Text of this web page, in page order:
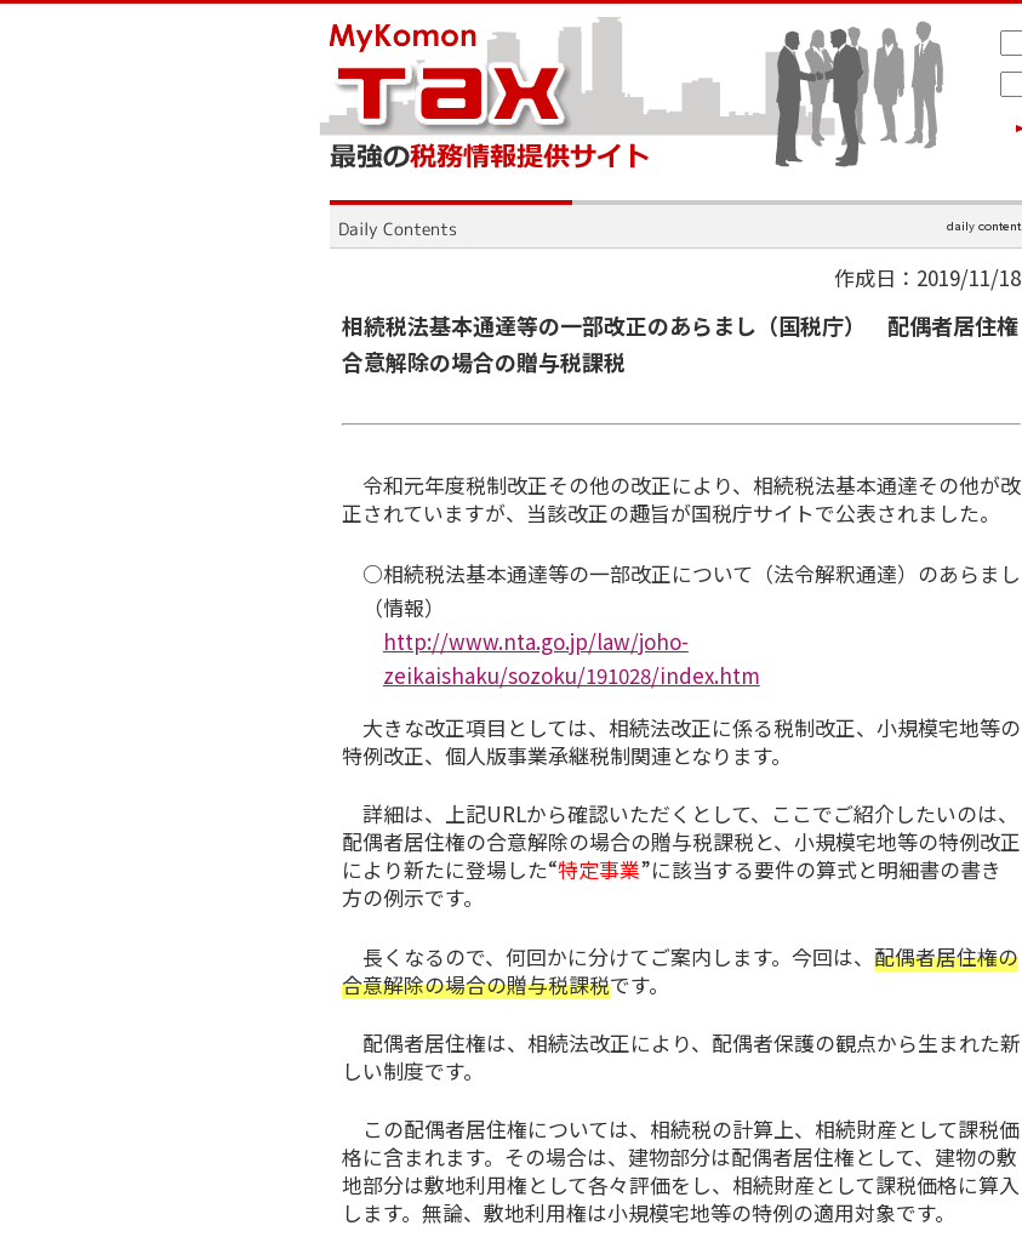
作成日：2019/11/18
相続税法基本通達等の一部改正のあらまし（国税庁） 配偶者居住権
合意解除の場合の贈与税課税
令和元年度税制改正その他の改正により、相続税法基本通達その他が改
正されていますが、当該改正の趣旨が国税庁サイトで公表されました。
○相続税法基本通達等の一部改正について（法令解釈通達）のあらまし
（情報）
http://www.nta.go.jp/law/joho-
zeikaishaku/sozoku/191028/index.htm
大きな改正項目としては、相続法改正に係る税制改正、小規模宅地等の
特例改正、個人版事業承継税制関連となります。
詳細は、上記URLから確認いただくとして、ここでご紹介したいのは、
配偶者居住権の合意解除の場合の贈与税課税と、小規模宅地等の特例改正
により新たに登場した“特定事業”に該当する要件の算式と明細書の書き
方の例示です。
長くなるので、何回かに分けてご案内します。今回は、 配偶者居住権の
合意解除の場合の贈与税課税です。
配偶者居住権は、相続法改正により、配偶者保護の観点から生まれた新
しい制度です。
この配偶者居住権については、相続税の計算上、相続財産として課税価
格に含まれます。その場合は、建物部分は配偶者居住権として、建物の敷
地部分は敷地利用権として各々評価をし、相続財産として課税価格に算入
します。無論、敷地利用権は小規模宅地等の特例の適用対象です。